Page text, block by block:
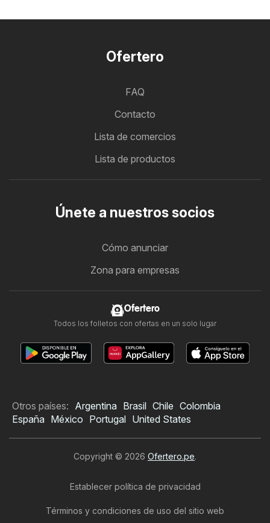
Ofertero
FAQ
Contacto
Lista de comercios
Lista de productos
Únete a nuestros socios
Cómo anunciar
Zona para empresas
Ofertero
Todos los folletos con ofertas en un solo lugar
Otros países: Argentina Brasil Chile Colombia
España México Portugal United States
Copyright © 2026 Ofertero.pe.
Establecer política de privacidad
Términos y condiciones de uso del sitio web